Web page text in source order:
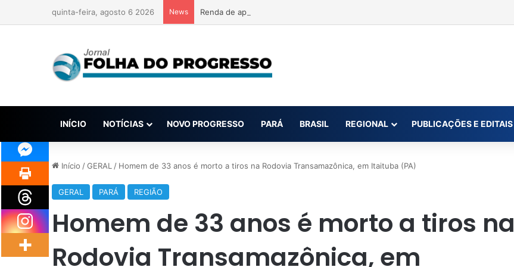
quinta-feira, agosto 6 2026 News Renda de apostas na conta da mãe faz estudante perder bolsa do Prouni
INÍCIO NOTÍCIAS NOVO PROGRESSO PARÁ BRASIL REGIONAL PUBLICAÇÕES E EDITAIS
Início /GERAL / Homem de 33 anos é morto a tiros na Rodovia Transamazônica, em Itaituba (PA)
GERAL PARÁ REGIÃO
Homem de 33 anos é morto a tiros na
Rodovia Transamazônica, em